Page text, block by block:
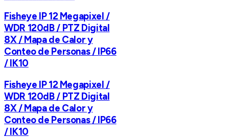
Fisheye IP 12 Megapixel /
WDR 120dB / PTZ Digital
8X / Mapa de Calor y
Conteo de Personas / IP66
/ IK10
Fisheye IP 12 Megapixel /
WDR 120dB / PTZ Digital
8X / Mapa de Calor y
Conteo de Personas / IP66
/ IK10